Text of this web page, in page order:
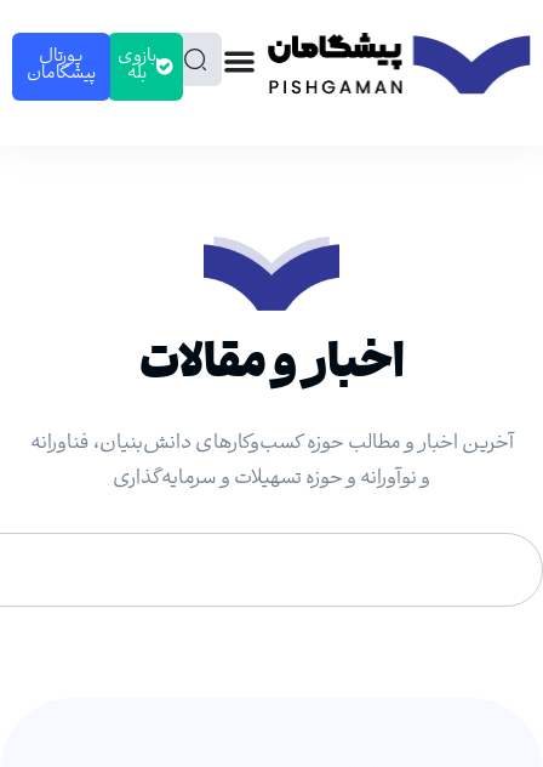
بازوی
بله
پورتال
پیشگامان
اخبار و مقالات
و مطالب حوزه کسب‌وکارهای دانش‌بنیان، فناورانه
و نوآورانه و حوزه تسهیلات و سرمایه‌گذاری